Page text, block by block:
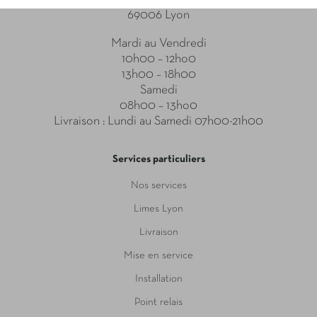
69006 Lyon
Mardi au Vendredi
10h00 – 12ho0
13h00 – 18h00
Samedi
08h00 – 13ho0
Livraison : Lundi au Samedi 07h00-21h00
Services particuliers
Nos services
Limes Lyon
Livraison
Mise en service
Installation
Point relais